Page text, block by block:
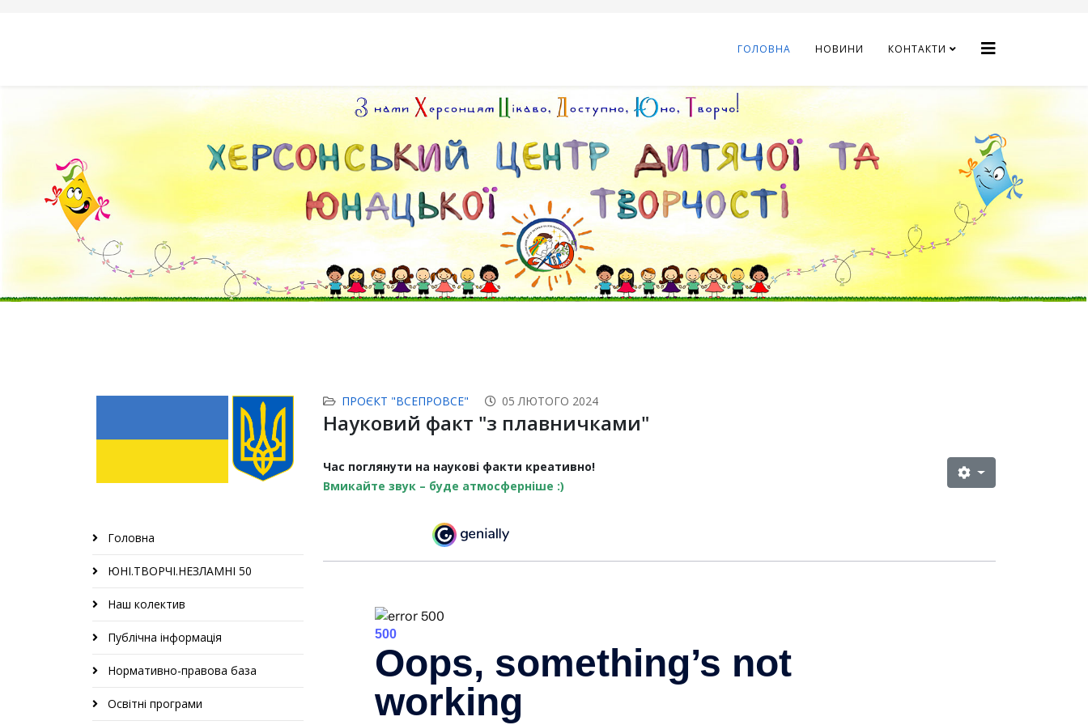
ГОЛОВНА НОВИНИ КОНТАКТИ
Головна
ЮНІ.ТВОРЧІ.НЕЗЛАМНІ 50
Наш колектив
Публічна інформація
Нормативно-правова база
Освітні програми
ПРОЄКТ "ВСЕПРОВСЕ" 05 ЛЮТОГО 2024
Науковий факт "з плавничками"
Час поглянути на наукові факти креативно!
Вмикайте звук – буде атмосферніше :)